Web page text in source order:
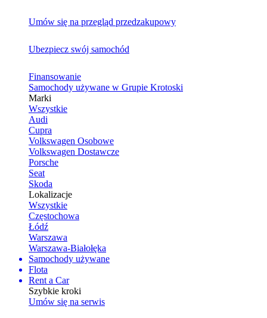
Umów się na przegląd przedzakupowy
Ubezpiecz swój samochód
Finansowanie
Samochody używane w Grupie Krotoski
Marki
Wszystkie
Audi
Cupra
Volkswagen Osobowe
Volkswagen Dostawcze
Porsche
Seat
Skoda
Lokalizacje
Wszystkie
Częstochowa
Łódź
Warszawa
Warszawa-Białołęka
Samochody używane
Flota
Rent a Car
Szybkie kroki
Umów się na serwis